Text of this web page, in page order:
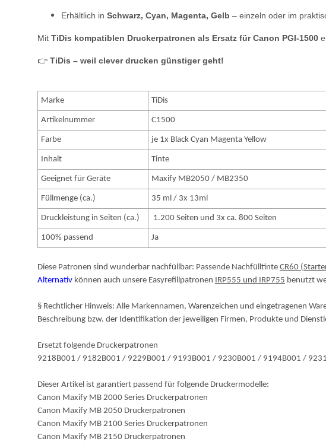
Erhältlich in Schwarz, Cyan, Magenta, Gelb – einzeln oder im
Mit TiDis kompatiblen Druckerpatronen als Ersatz für Canon PGI-1500
👉 TiDis – weil clever drucken günstiger geht!
Marke TiDis
Artikelnummer C1500
Farbe je 1x Black Cyan Magenta Yellow
Inhalt Tinte
Geeignet für Geräte Maxify MB2050 / MB2350
Füllmenge (ca.) 35 ml / 3x 13ml
Druckleistung in Seiten (ca.) 1.200 Seiten und 3x ca. 800 Seiten
100% passend Ja
Diese Patronen sind wunderbar nachfüllbar: Passende Nachfülltinte CR60
Alternativ können auch unsere Easyrefillpatronen IRP555 und IRP755 benutzt
§ Rechtlicher Hinweis: Alle Markennamen, Warenzeichen und eingetragenen
Beschreibung bzw. der Identifikation der jeweiligen Firmen, Produkte und
Ersetzt folgende Druckerpatronen
9218B001 / 9182B001 / 9229B001 / 9193B001 / 9230B001 / 9194B001 /
Dieser Artikel ist garantiert passend für folgende Druckermodelle:
Canon Maxify MB 2000 Series Druckerpatronen
Canon Maxify MB 2050 Druckerpatronen
Canon Maxify MB 2100 Series Druckerpatronen
Canon Maxify MB 2150 Druckerpatronen